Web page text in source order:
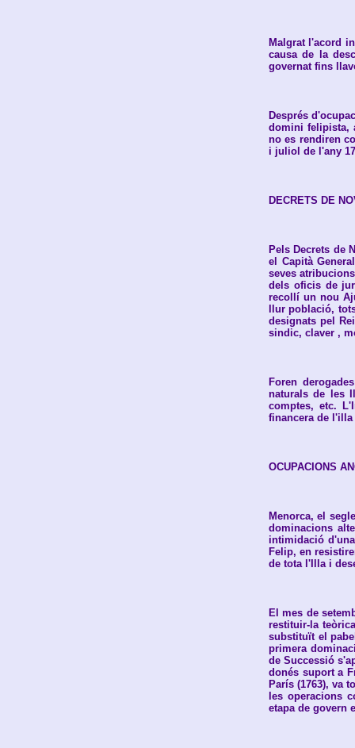
Malgrat l'acord
causa de la
governat fins
Després
domini felipista,
no es rendiren
i juliol de l'any
DECRETS DE
Pels Decrets de
el Capità
seves
dels oficis de
recollí un nou
llur població,
designats pel
sindic, claver ,
Foren
naturals de les
comptes, etc.
financera de
OCUPACIONS
Menorca, el
dominacions
intimidació
Felip, en
de tota l'Illa i
El mes de
restituir-la
substituït el
primera
de Successió
donés suport a
París (1763), va
les operacions
etapa de govern